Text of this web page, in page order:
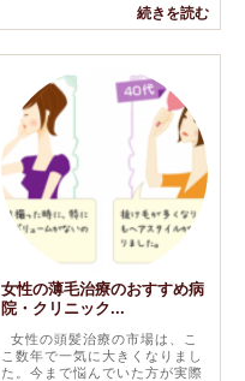
続きを読む
女性の薄毛治療のおすすめ病
院・クリニック...
女性の頭髪治療の市場は、こ
こ数年で一気に大きくなりまし
た。今まで悩んでいた方が実際